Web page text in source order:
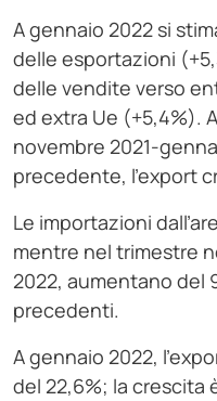
A gennaio 2022 si
delle esportazioni
delle vendite verso
ed extra Ue (+5,4%).
novembre 2021-
precedente, l’export
Le importazioni
mentre nel trimestre
2022, aumentano del
precedenti.
A gennaio 2022,
del 22,6%; la crescita